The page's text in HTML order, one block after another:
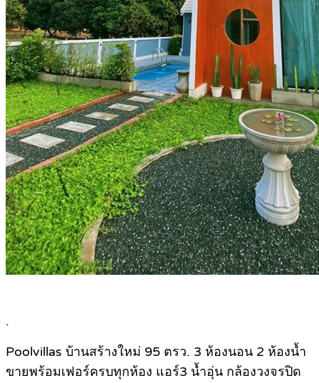
.
Poolvillas บ้านสร้างใหม่ 95 ตรว. 3 ห้องนอน 2 ห้องน้ำ
ขายพร้อมเฟอร์ครบทุกห้อง แอร์3 น้ำอุ่น กล้องวงจรปิด